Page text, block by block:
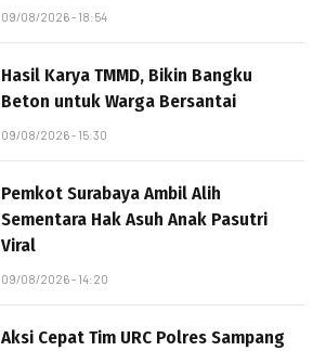
09/08/2026 - 18:54
Hasil Karya TMMD, Bikin Bangku
Beton untuk Warga Bersantai
09/08/2026 - 15:30
Pemkot Surabaya Ambil Alih
Sementara Hak Asuh Anak Pasutri
Viral
09/08/2026 - 14:20
Aksi Cepat Tim URC Polres Sampang